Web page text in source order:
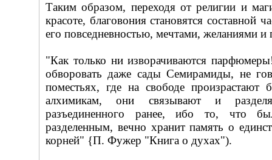
Таким образом, переходя от религии и
красоте, благовония становятся составной
его повседневностью, мечтами, желаниями и
"Как только ни изворачиваются
обворовать даже сады Семирамиды, не
поместьях, где на свободе
алхимикам, они связывают и
разъединенного ранее, ибо то, что
разделенным, вечно хранит память о
корней" {П. Фужер "Книга о духах").